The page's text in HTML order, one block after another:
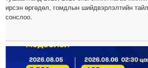
ирсэн өргөдөл, гомдлын шийдвэрлэлтийн
сонслоо.